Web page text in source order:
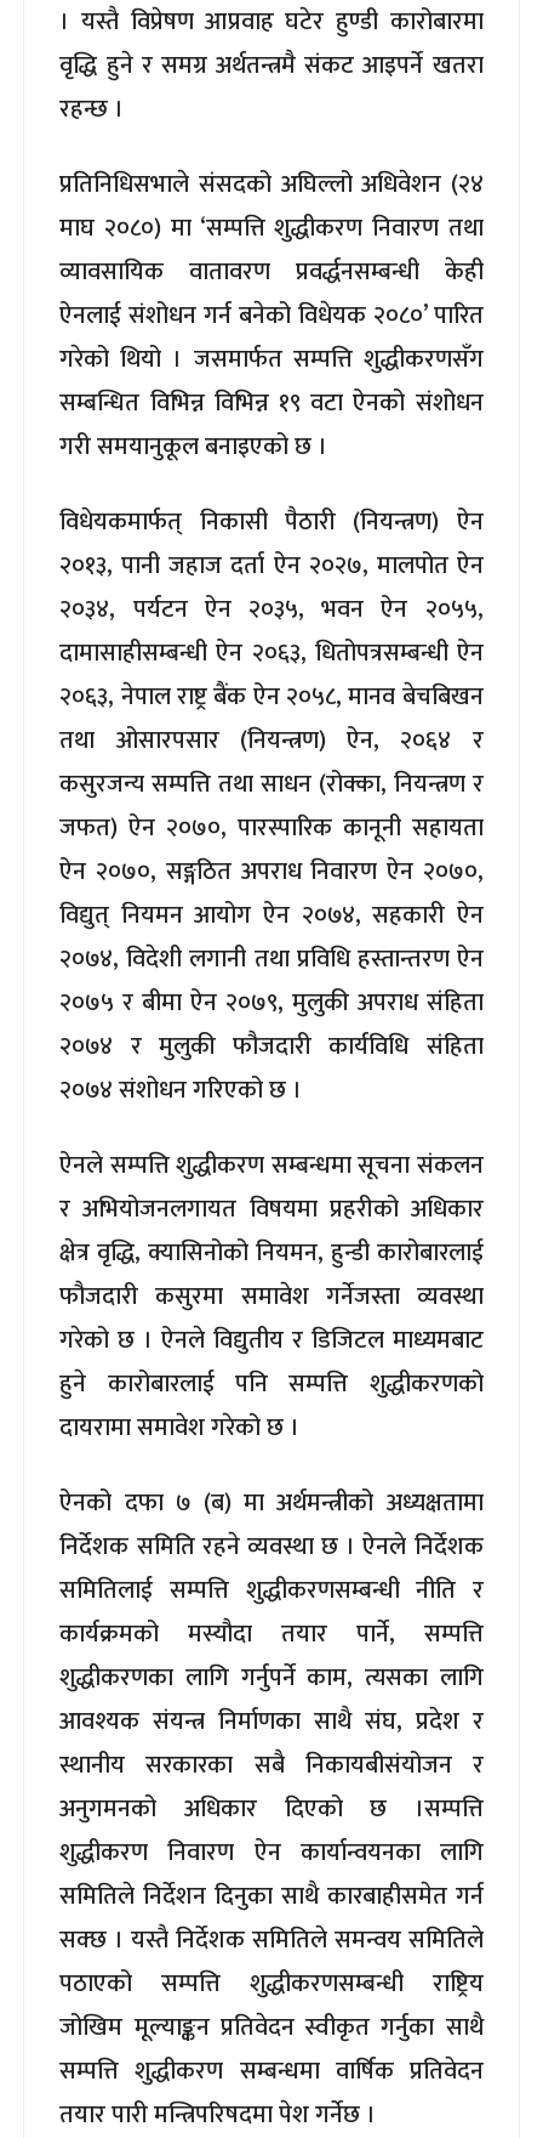
। यस्तै विप्रेषण आप्रवाह घटेर हुण्डी कारोबारमा
वृद्धि हुने र समग्र अर्थतन्त्रमै संकट आइपर्ने खतरा
रहन्छ ।
प्रतिनिधिसभाले संसदको अघिल्लो अधिवेशन (२४
माघ २०८०) मा ‘सम्पत्ति शुद्धीकरण निवारण तथा
व्यावसायिक वातावरण प्रवर्द्धनसम्बन्धी केही
ऐनलाई संशोधन गर्न बनेको विधेयक २०८०’ पारित
गरेको थियो । जसमार्फत सम्पत्ति शुद्धीकरणसँग
सम्बन्धित विभिन्न विभिन्न १९ वटा ऐनको संशोधन
गरी समयानुकूल बनाइएको छ ।
विधेयकमार्फत् निकासी पैठारी (नियन्त्रण) ऐन
२०१३, पानी जहाज दर्ता ऐन २०२७, मालपोत ऐन
२०३४, पर्यटन ऐन २०३५, भवन ऐन २०५५,
दामासाहीसम्बन्धी ऐन २०६३, धितोपत्रसम्बन्धी ऐन
२०६३, नेपाल राष्ट्र बैंक ऐन २०५८, मानव बेचबिखन
तथा ओसारपसार (नियन्त्रण) ऐन, २०६४ र
कसुरजन्य सम्पत्ति तथा साधन (रोक्का, नियन्त्रण र
जफत) ऐन २०७०, पारस्पारिक कानूनी सहायता
ऐन २०७०, सङ्गठित अपराध निवारण ऐन २०७०,
विद्युत् नियमन आयोग ऐन २०७४, सहकारी ऐन
२०७४, विदेशी लगानी तथा प्रविधि हस्तान्तरण ऐन
२०७५ र बीमा ऐन २०७९, मुलुकी अपराध संहिता
२०७४ र मुलुकी फौजदारी कार्यविधि संहिता
२०७४ संशोधन गरिएको छ ।
ऐनले सम्पत्ति शुद्धीकरण सम्बन्धमा सूचना संकलन
र अभियोजनलगायत विषयमा प्रहरीको अधिकार
क्षेत्र वृद्धि, क्यासिनोको नियमन, हुन्डी कारोबारलाई
फौजदारी कसुरमा समावेश गर्नेजस्ता व्यवस्था
गरेको छ । ऐनले विद्युतीय र डिजिटल माध्यमबाट
हुने कारोबारलाई पनि सम्पत्ति शुद्धीकरणको
दायरामा समावेश गरेको छ ।
ऐनको दफा ७ (ब) मा अर्थमन्त्रीको अध्यक्षतामा
निर्देशक समिति रहने व्यवस्था छ । ऐनले निर्देशक
समितिलाई सम्पत्ति शुद्धीकरणसम्बन्धी नीति र
कार्यक्रमको मस्यौदा तयार पार्ने, सम्पत्ति
शुद्धीकरणका लागि गर्नुपर्ने काम, त्यसका लागि
आवश्यक संयन्त्र निर्माणका साथै संघ, प्रदेश र
स्थानीय सरकारका सबै निकायबीसंयोजन र
अनुगमनको अधिकार दिएको छ ।सम्पत्ति
शुद्धीकरण निवारण ऐन कार्यान्वयनका लागि
समितिले निर्देशन दिनुका साथै कारबाहीसमेत गर्न
सक्छ । यस्तै निर्देशक समितिले समन्वय समितिले
पठाएको सम्पत्ति शुद्धीकरणसम्बन्धी राष्ट्रिय
जोखिम मूल्याङ्कन प्रतिवेदन स्वीकृत गर्नुका साथै
सम्पत्ति शुद्धीकरण सम्बन्धमा वार्षिक प्रतिवेदन
तयार पारी मन्त्रिपरिषदमा पेश गर्नेछ ।